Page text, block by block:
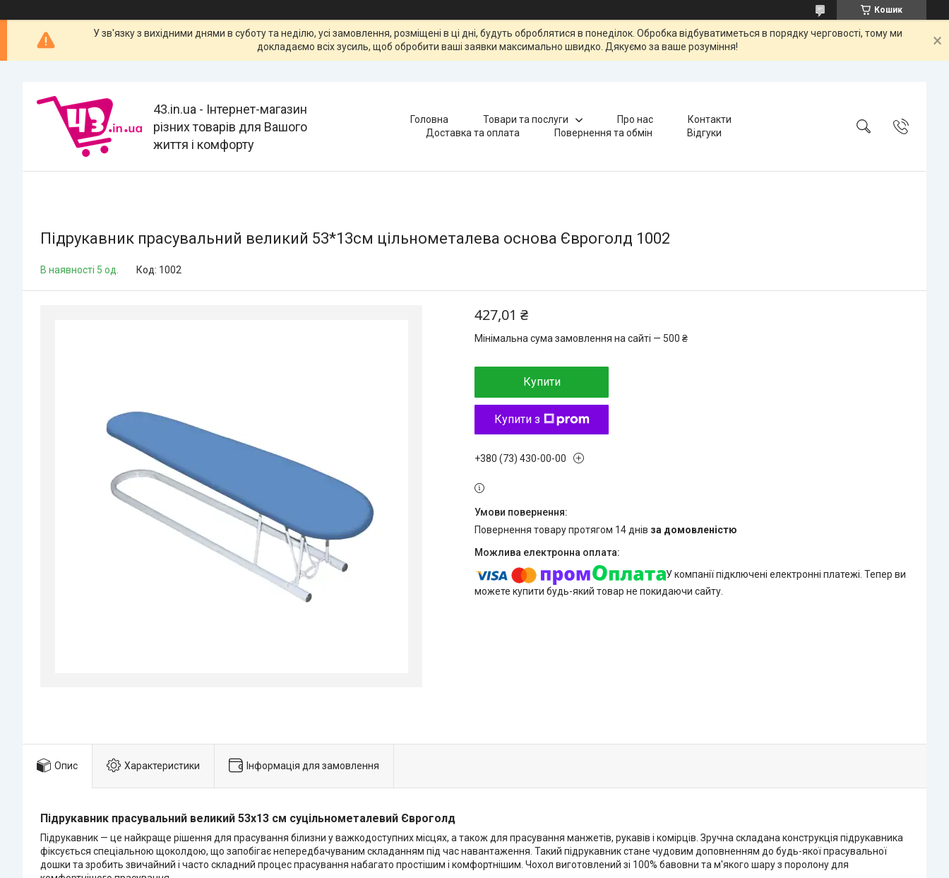
Кошик
У зв'язку з вихідними днями в суботу та неділю, усі замовлення, розміщені в ці дні, будуть оброблятися в понеділок. Обробка відбуватиметься в порядку черговості, тому ми
докладаємо всіх зусиль, щоб обробити ваші заявки максимально швидко. Дякуємо за ваше розуміння!
43.in.ua - Інтернет-магазин
різних товарів для Вашого
життя і комфорту
Головна Товари та послуги Про нас
Контакти
Доставка та оплата
Повернення та обмін Відгуки
Підрукавник прасувальний великий 53*13см цільнометалева основа Євроголд 1002
В наявності 5 од. Код: 1002
427,01 ₴
Мінімальна сума замовлення на сайті — 500 ₴
Купити
Купити з
+380 (73) 430-00-00
повернення товару протягом 14 днів за домовленістю
У компанії підключені електронні платежі. Тепер ви
можете купити будь-який товар не покидаючи сайту.
Опис Характеристики Інформація для замовлення
Підрукавник прасувальний великий 53х13 см суцільнометалевий Євроголд
Підрукавник — це найкраще рішення для прасування білизни у важкодоступних місцях, а також для прасування манжетів, рукавів і комірців. Зручна складана конструкція підрукавника
фіксується спеціальною щоколдою, що запобігає непередбачуваним складанням під час навантаження. Такий підрукавник стане чудовим доповненням до будь-якої прасувальної
дошки та зробить звичайний і часто складний процес прасування набагато простішим і комфортнішим. Чохол виготовлений зі 100% бавовни та м'якого шару з поролону для